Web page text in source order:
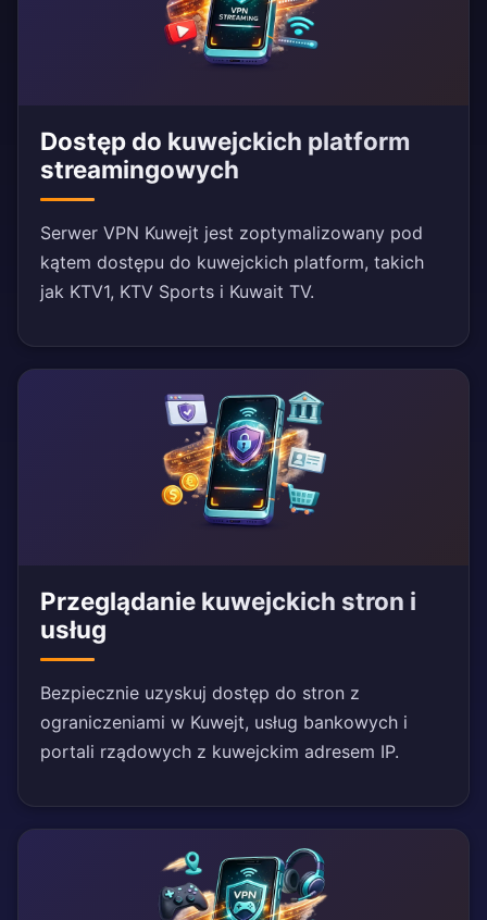
Dostęp do kuwejckich platform
streamingowych
Serwer VPN Kuwejt jest zoptymalizowany pod
kątem dostępu do kuwejckich platform, takich
jak KTV1, KTV Sports i Kuwait TV.
Przeglądanie kuwejckich stron i
usług
Bezpiecznie uzyskuj dostęp do stron z
ograniczeniami w Kuwejt, usług bankowych i
portali rządowych z kuwejckim adresem IP.